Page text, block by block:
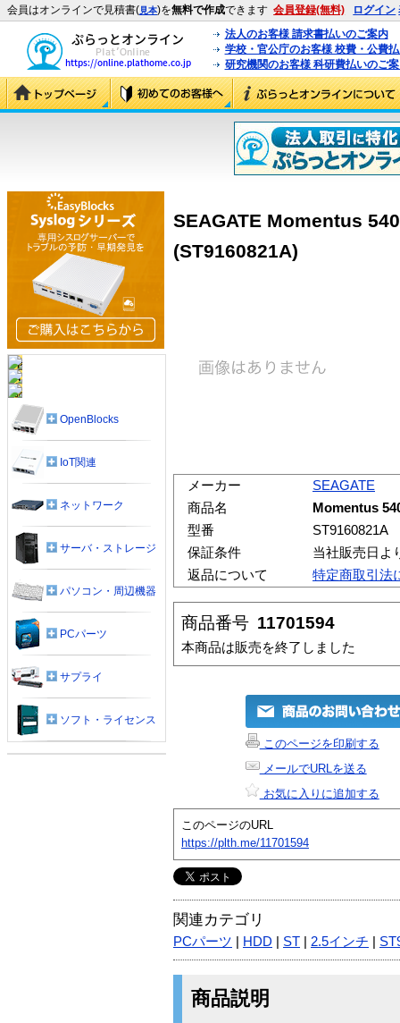
会員はオンラインで見積書(見本)を無料で作成できます 会員登録(無料) ログイン
法人のお客様 請求書払いのご案内
学校・官公庁のお客様 校費・公費
研究機関のお客様 科研費払いのご
SEAGATE Momentus
(ST9160821A)
メーカー
SEAGATE
商品名
Momentus
型番
ST9160821A
保証条件
当社販売日よ
返品について
特定商取引法
商品番号 11701594
本商品は販売を終了しました
このページを印刷する
メールでURLを送る
お気に入りに追加する
このページのURL
https://plth.me/11701594
関連カテゴリ
PCパーツ HDD ST 2.5インチ
商品説明
OpenBlocks
IoT関連
ネットワーク
サーバ・ストレージ
パソコン・周辺機器
PCパーツ
サプライ
ソフト・ライセンス